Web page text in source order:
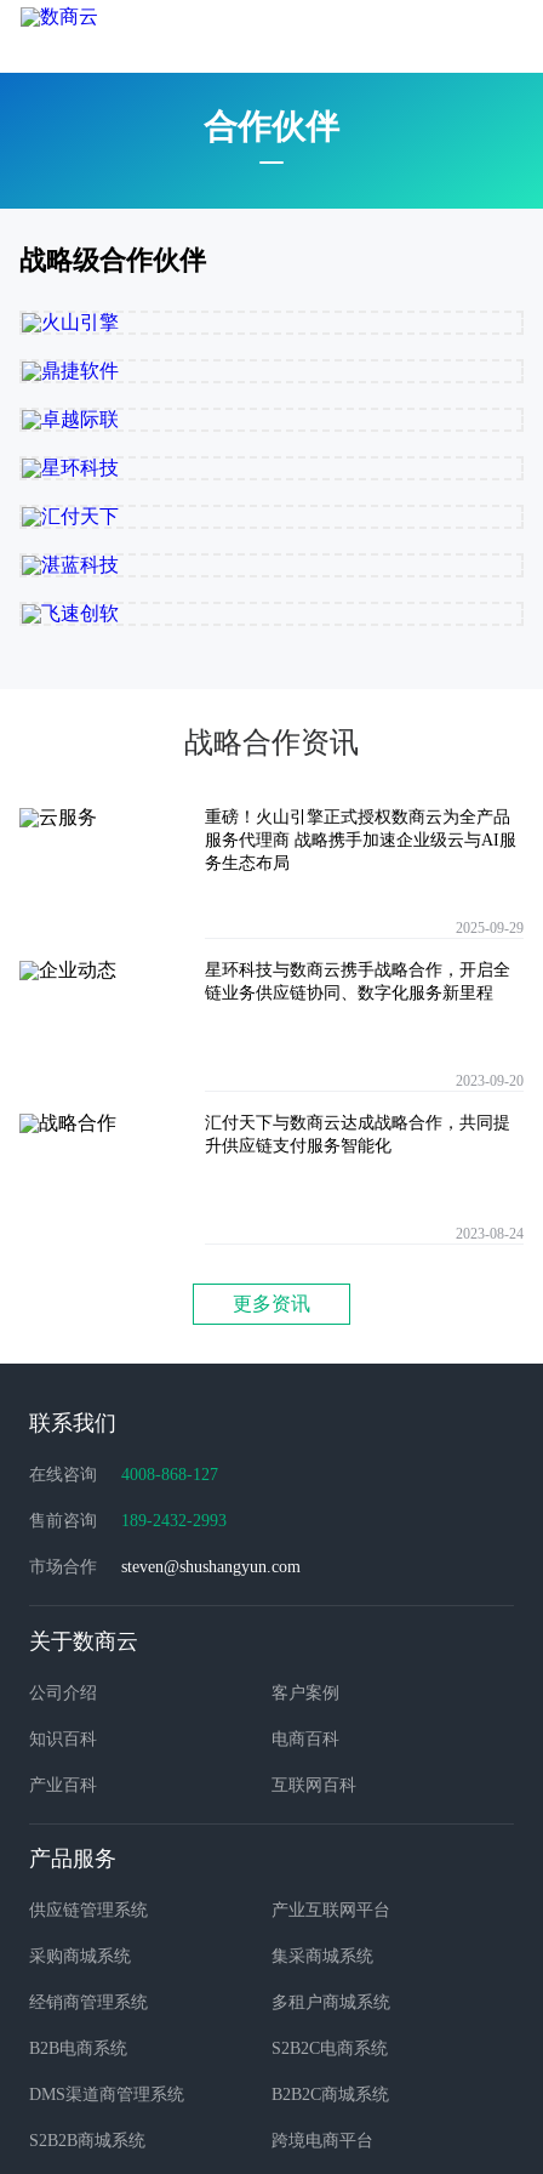
合作伙伴
战略级合作伙伴
战略合作资讯
重磅！火山引擎正式授权数商云为全产品
服务代理商 战略携手加速企业级云与AI服
务生态布局
2025-09-29
星环科技与数商云携手战略合作，开启全
链业务供应链协同、数字化服务新里程
2023-09-20
汇付天下与数商云达成战略合作，共同提
升供应链支付服务智能化
2023-08-24
更多资讯
联系我们
在线咨询 4008-868-127
售前咨询 189-2432-2993
市场合作 steven@shushangyun.com
关于数商云
公司介绍 客户案例
知识百科 电商百科
产业百科 互联网百科
产品服务
供应链管理系统 产业互联网平台
采购商城系统 集采商城系统
经销商管理系统 多租户商城系统
B2B电商系统 S2B2C电商系统
DMS渠道商管理系统 B2B2C商城系统
S2B2B商城系统 跨境电商平台